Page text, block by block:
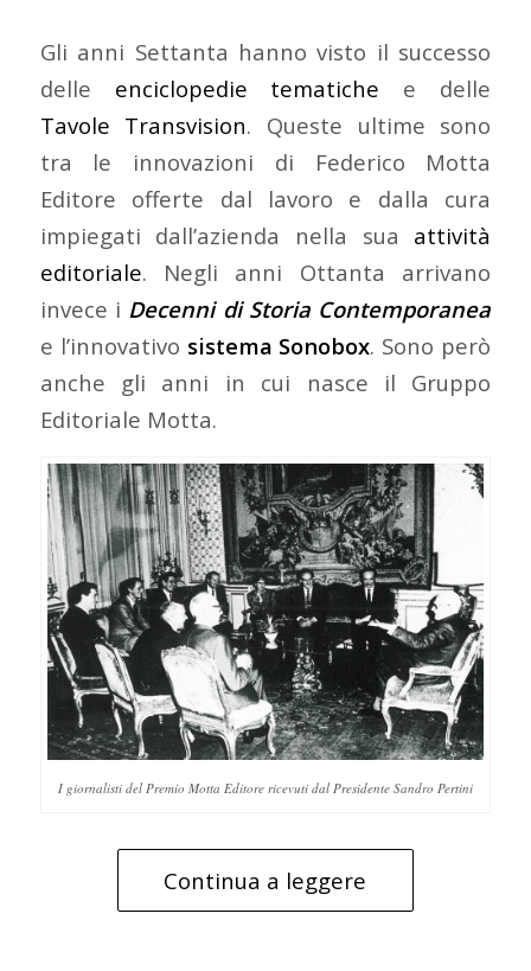
Gli anni Settanta hanno visto il successo
delle enciclopedie tematiche e delle
Tavole Transvision. Queste ultime sono
tra le innovazioni di Federico Motta
Editore offerte dal lavoro e dalla cura
impiegati dall’azienda nella sua attività
editoriale. Negli anni Ottanta arrivano
invece i Decenni di Storia Contemporanea
e l’innovativo sistema Sonobox. Sono però
anche gli anni in cui nasce il Gruppo
Editoriale Motta.
I giornalisti del Premio Motta Editore ricevuti dal Presidente Sandro Pertini
Continua a leggere